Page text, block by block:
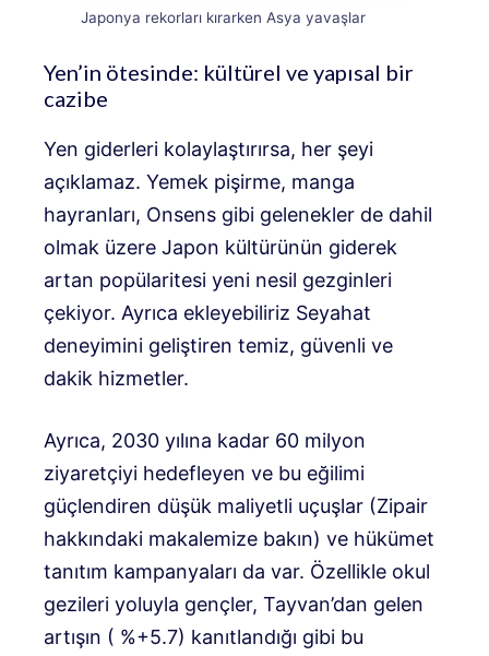
Japonya rekorları kırarken Asya yavaşlar
Yen’in ötesinde: kültürel ve yapısal bir
cazibe
Yen giderleri kolaylaştırırsa, her şeyi
açıklamaz. Yemek pişirme, manga
hayranları, Onsens gibi gelenekler de dahil
olmak üzere Japon kültürünün giderek
artan popülaritesi yeni nesil gezginleri
çekiyor. Ayrıca ekleyebiliriz Seyahat
deneyimini geliştiren temiz, güvenli ve
dakik hizmetler.
Ayrıca, 2030 yılına kadar 60 milyon
ziyaretçiyi hedefleyen ve bu eğilimi
güçlendiren düşük maliyetli uçuşlar (Zipair
hakkındaki makalemize bakın) ve hükümet
tanıtım kampanyaları da var. Özellikle okul
gezileri yoluyla gençler, Tayvan’dan gelen
artışın ( %+5.7) kanıtlandığı gibi bu